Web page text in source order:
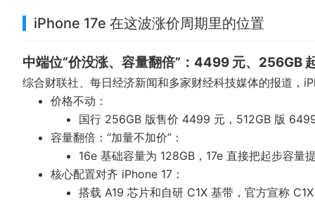
iPhone 17e 在这波涨价周期里的位置
中端位“价没涨、容量翻倍”：4499 元、256GB
综合财联社、每日经济新闻和多家财经科技媒体的报道，
价格不动：
国行 256GB 版售价 4499 元，512GB 版
容量翻倍：“加量不加价”：
16e 基础容量为 128GB，17e 直接把起步容量
核心配置对齐 iPhone 17：
搭载 A19 芯片和自研 C1X 基带，官方宣称